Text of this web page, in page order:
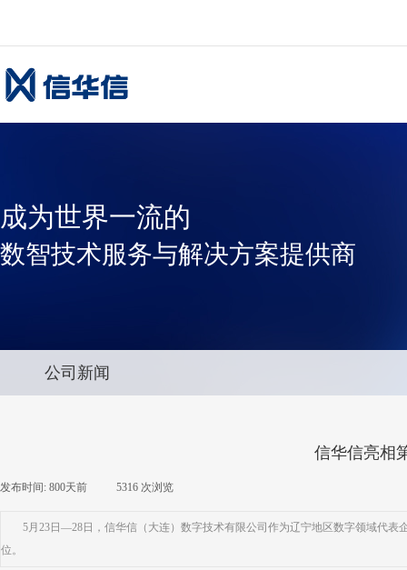
成为世界一流的
数智技术服务与解决方案提供商
公司新闻
信华信亮相
发布时间: 800天前 5316 次浏览
5月23日—28日，信华信（大连）数字技术有限公司作为辽宁地区数字领域代表
位。